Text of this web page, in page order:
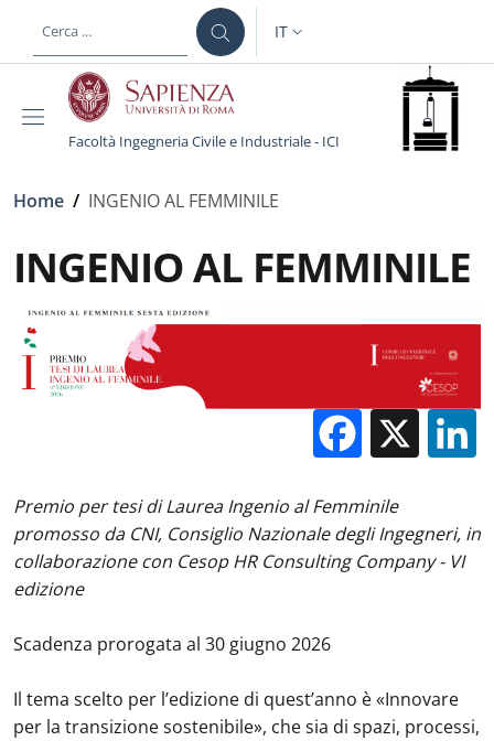
al contenuto principale
SELETTORE LINGUA:
IT
Facoltà Ingegneria Civile e Industriale - ICI
Briciole di pane
Home / INGENIO AL FEMMINILE
INGENIO AL FEMMINILE
X
Premio per tesi di Laurea Ingenio al Femminile
promosso da CNI, Consiglio Nazionale degli Ingegneri, in
collaborazione con Cesop HR Consulting Company - VI
edizione
Scadenza prorogata al 30 giugno 2026
Il tema scelto per l’edizione di quest’anno è «Innovare
per la transizione sostenibile», che sia di spazi, processi,